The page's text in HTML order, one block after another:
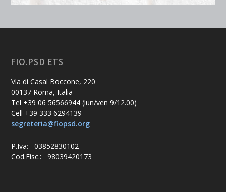
FIO.PSD ETS
Via di Casal Boccone, 220
00137 Roma, Italia
Tel +39 06 56566944 (lun/ven 9/12.00)
Cell +39 333 6294139
segreteria@fiopsd.org
P.Iva: 03852830102
Cod.Fisc.: 98039420173